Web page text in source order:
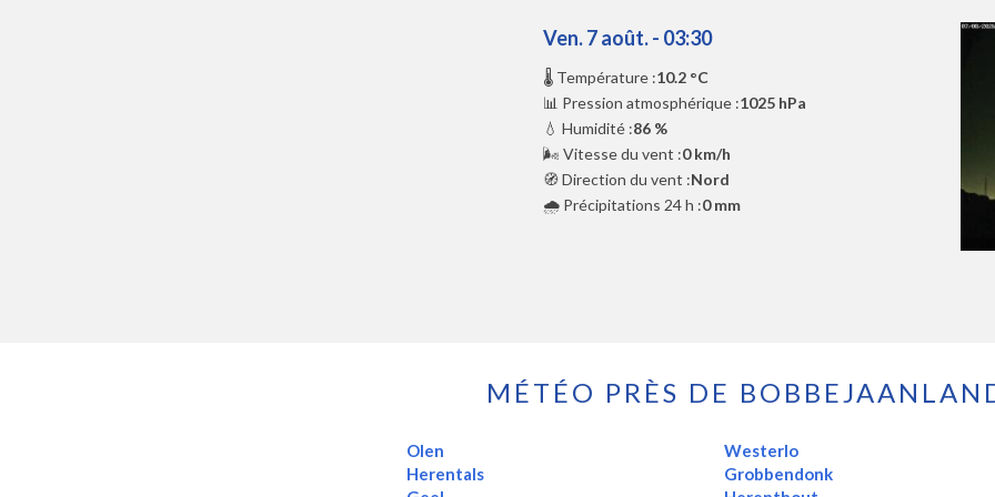
Ven. 7 août. - 03:30
🌡️ Température :10.2 °C
📊 Pression atmosphérique :1025 hPa
💧 Humidité :86 %
🌬️ Vitesse du vent :0 km/h
🧭 Direction du vent :Nord
🌧️ Précipitations 24 h :0 mm
MÉTÉO PRÈS DE
Olen
Herentals
Westerlo
Grobbendonk